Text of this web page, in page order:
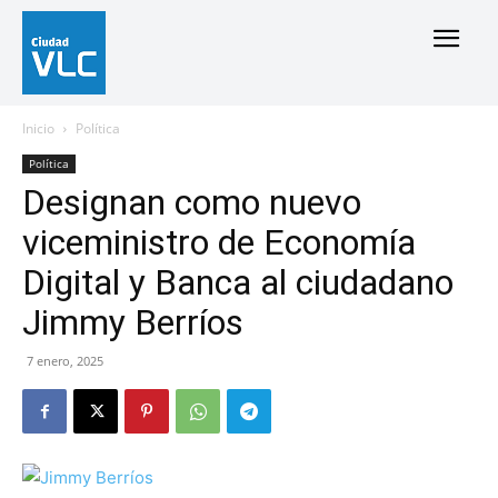
Inicio Política
Política
Designan como nuevo
viceministro de Economía
Digital y Banca al ciudadano
Jimmy Berríos
7 enero, 2025